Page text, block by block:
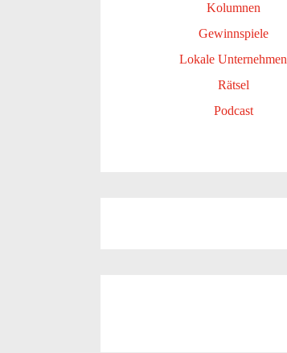
Kolumnen
Gewinnspiele
Lokale Unternehmen
Rätsel
Podcast